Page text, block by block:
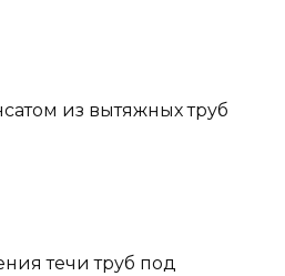
из вытяжных труб
течи труб под